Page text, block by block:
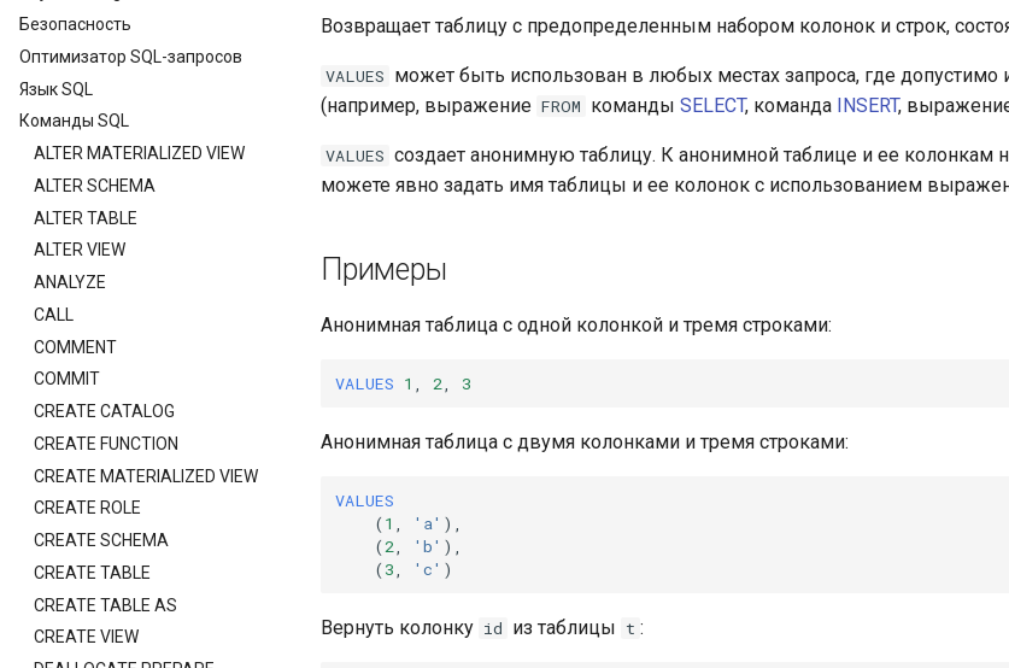
Безопасность
Оптимизатор SQL-запросов
Язык SQL
Команды SQL
ALTER MATERIALIZED VIEW
ALTER SCHEMA
ALTER TABLE
ALTER VIEW
ANALYZE
CALL
COMMENT
COMMIT
CREATE CATALOG
CREATE FUNCTION
CREATE MATERIALIZED VIEW
CREATE ROLE
CREATE SCHEMA
CREATE TABLE
CREATE TABLE AS
CREATE VIEW
Возвращает таблицу с предопределенным набором колонок и строк,
VALUES может быть использован в любых местах запроса, где допустимо
(например, выражение FROM командыSELECT, команда INSERT,
VALUES создает анонимную таблицу. К анонимной таблице и ее колонкам
можете явно задать имя таблицы и ее колонок с использованием
Примеры
Анонимная таблица с одной колонкой и тремя строками:
VALUES 1 2 3
Анонимная таблица с двумя колонками и тремя строками:
VALUES
(1 'a' ),
(2 'b' ),
(3 'c' )
Вернуть колонку id из таблицы t :